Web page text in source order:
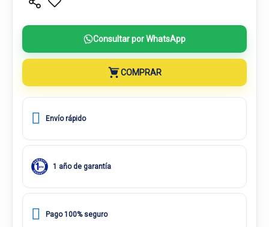
Consultar por WhatsApp
COMPRAR
Envío rápido
1 año de garantía
Pago 100% seguro